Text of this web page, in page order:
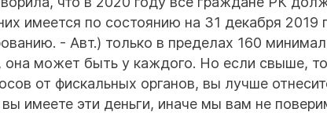
имеется по состоянию на 31 декабря 2019
- Авт.) только в пределах 160
она может быть у каждого. Но если свыше,
от фискальных органов, вы лучше
имеете эти деньги, иначе мы вам не